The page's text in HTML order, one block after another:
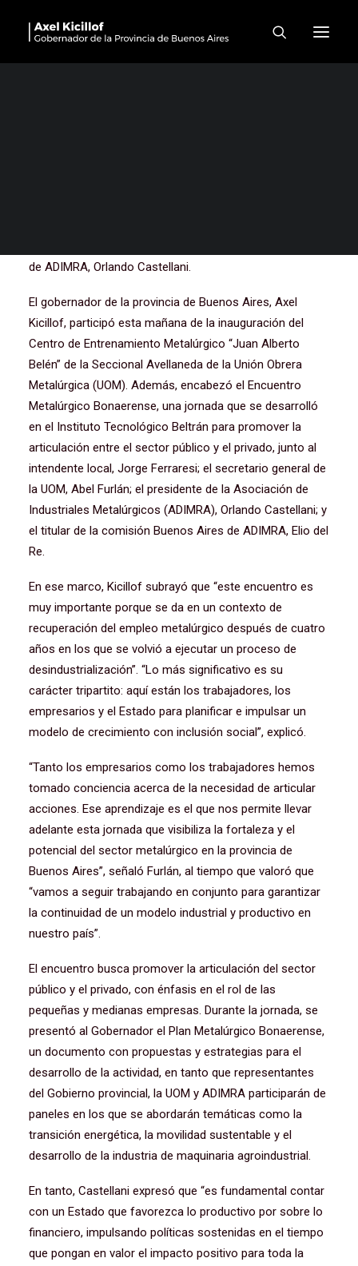
Kicillof: “El modelo de
crecimiento con inclusión
de ADIMRA, Orlando Castellani.
El gobernador de la provincia de Buenos Aires, Axel
Kicillof, participó esta mañana de la inauguración del
Centro de Entrenamiento Metalúrgico “Juan Alberto
Belén” de la Seccional Avellaneda de la Unión Obrera
Metalúrgica (UOM). Además, encabezó el Encuentro
Metalúrgico Bonaerense, una jornada que se desarrolló
en el Instituto Tecnológico Beltrán para promover la
articulación entre el sector público y el privado, junto al
intendente local, Jorge Ferraresi; el secretario general de
la UOM, Abel Furlán; el presidente de la Asociación de
Industriales Metalúrgicos (ADIMRA), Orlando Castellani; y
el titular de la comisión Buenos Aires de ADIMRA, Elio del
Re.
En ese marco, Kicillof subrayó que “este encuentro es
muy importante porque se da en un contexto de
recuperación del empleo metalúrgico después de cuatro
años en los que se volvió a ejecutar un proceso de
desindustrialización”. “Lo más significativo es su
carácter tripartito: aquí están los trabajadores, los
empresarios y el Estado para planificar e impulsar un
modelo de crecimiento con inclusión social”, explicó.
“Tanto los empresarios como los trabajadores hemos
tomado conciencia acerca de la necesidad de articular
acciones. Ese aprendizaje es el que nos permite llevar
adelante esta jornada que visibiliza la fortaleza y el
potencial del sector metalúrgico en la provincia de
Buenos Aires”, señaló Furlán, al tiempo que valoró que
“vamos a seguir trabajando en conjunto para garantizar
la continuidad de un modelo industrial y productivo en
nuestro país”.
El encuentro busca promover la articulación del sector
público y el privado, con énfasis en el rol de las
pequeñas y medianas empresas. Durante la jornada, se
presentó al Gobernador el Plan Metalúrgico Bonaerense,
un documento con propuestas y estrategias para el
desarrollo de la actividad, en tanto que representantes
del Gobierno provincial, la UOM y ADIMRA participarán de
paneles en los que se abordarán temáticas como la
transición energética, la movilidad sustentable y el
desarrollo de la industria de maquinaria agroindustrial.
En tanto, Castellani expresó que “es fundamental contar
con un Estado que favorezca lo productivo por sobre lo
financiero, impulsando políticas sostenidas en el tiempo
que pongan en valor el impacto positivo para toda la